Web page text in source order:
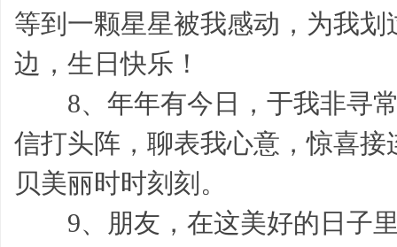
等到一颗星星被我感动，为我
边，生日快乐！
8、年年有今日，于我非寻常
信打头阵，聊表我心意，惊喜
贝美丽时时刻刻。
9、朋友，在这美好的日子里